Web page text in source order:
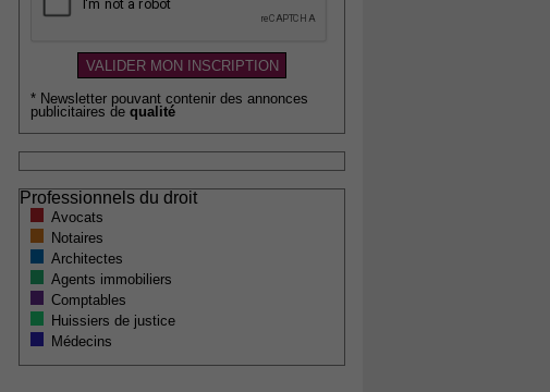
* Newsletter pouvant contenir des annonces
publicitaires de qualité
Professionnels du droit
Avocats
Notaires
Architectes
Agents immobiliers
Comptables
Huissiers de justice
Médecins